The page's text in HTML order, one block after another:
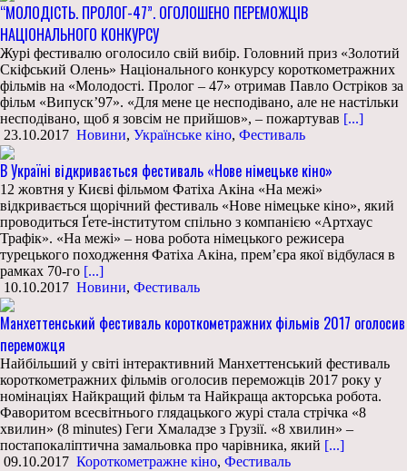
“МОЛОДІСТЬ. ПРОЛОГ-47”. ОГОЛОШЕНО ПЕРЕМОЖЦІВ
НАЦІОНАЛЬНОГО КОНКУРСУ
Журі фестивалю оголосило свій вибір. Головний приз «Золотий
Скіфський Олень» Національного конкурсу короткометражних
фільмів на «Молодості. Пролог – 47» отримав Павло Остріков за
фільм «Випуск’97». «Для мене це несподівано, але не настільки
несподівано, щоб я зовсім не прийшов», – пожартував [...]
23.10.2017 Новини, Українське кіно, Фестиваль
В Україні відкривається фестиваль «Нове німецьке кіно»
12 жовтня у Києві фільмом Фатіха Акіна «На межі»
відкривається щорічний фестиваль «Нове німецьке кіно», який
проводиться Ґете-інститутом спільно з компанією «Артхаус
Трафік». «На межі» – нова робота німецького режисера
турецького походження Фатіха Акіна, прем’єра якої відбулася в
рамках 70-го [...]
10.10.2017 Новини, Фестиваль
Манхеттенський фестиваль короткометражних фільмів 2017 оголосив
переможця
Найбільший у світі інтерактивний Манхеттенський фестиваль
короткометражних фільмів оголосив переможців 2017 року у
номінаціях Найкращий фільм та Найкраща акторська робота.
Фаворитом всесвітнього глядацького журі стала стрічка «8
хвилин» (8 minutes) Геги Хмаладзе з Грузії. «8 хвилин» –
постапокаліптична замальовка про чарівника, який [...]
09.10.2017 Короткометражне кіно, Фестиваль